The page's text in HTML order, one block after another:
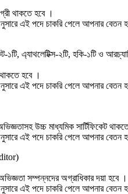
থাকতে হবে ।
এই পদে চাকরি পেলে আপনার
এ্যাথলেটিক্স-২টি, হকি-১টি ও
হবে ।
এই পদে চাকরি পেলে আপনার
উচ্চ মাধ্যমিক সার্টিফিকেট
এই পদে চাকরি পেলে আপনার
সম্পন্নদের অগ্রাধিকার দয়া হবে ।
এই পদে চাকরি পেলে আপনার